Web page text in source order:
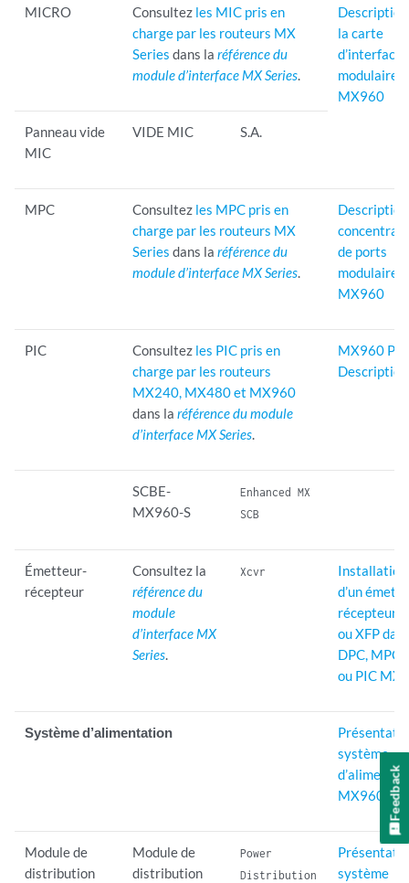
MICRO Consultez les MIC pris en
charge par les routeurs MX
Series dans laréférence du
module d’interface MX Series.
la carte
d’interface
modulaire
MX960
Panneau vide
MIC
VIDE MIC S.A.
MPC Consultez les MPC pris en
charge par les routeurs MX
Series dans laréférence du
module d’interface MX Series.
de ports
modulaire
MX960
PIC Consultez les PIC pris en
charge par les routeurs
MX240, MX480 et MX960
dans laréférence du module
d’interface MX Series.
MX960 PIC
Description
SCBE-
MX960-S
Enhanced MX
SCB
Émetteur-
récepteur
Consultez la
référence du
module
d’interface MX
Series.
Xcvr
Installation
d’un
récepteur
ou XFP
DPC, MPC,
ou PIC
Système d’alimentation
système
MX960
Module de
distribution
Module de
distribution
Power
Distribution
système
Feedback